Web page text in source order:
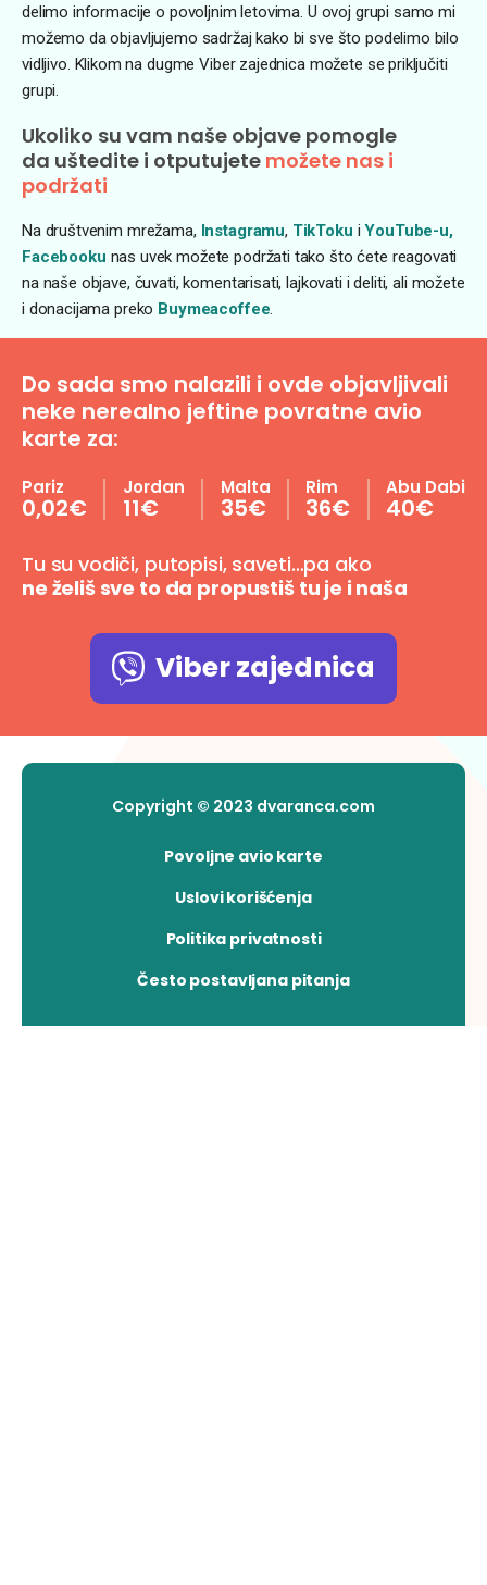
delimo informacije o povoljnim letovima. U ovoj grupi samo mi
možemo da objavljujemo sadržaj kako bi sve što podelimo bilo
vidljivo. Klikom na dugme Viber zajednica možete se priključiti
grupi.
Ukoliko su vam naše objave pomogle
da uštedite i otputujete možete nas i
podržati
Na društvenim mrežama, Instagramu, TikToku iYouTube-u,
Facebooku nas uvek možete podržati tako što ćete reagovati
na naše objave, čuvati, komentarisati, lajkovati i deliti, ali možete
i donacijama preko Buymeacoffee
Do sada smo nalazili i ovde objavljivali
neke nerealno jeftine povratne avio
karte za:
Pariz
0,02€
Jordan
11€
Malta
35€
Rim
36€
Abu Dabi
40€
Tu su vodiči, putopisi, saveti…pa ako
ne želiš sve to da propustiš tu je i naša
Viber zajednica
Copyright © 2023 dvaranca.com
Povoljne avio karte
Uslovi korišćenja
Politika privatnosti
Često postavljana pitanja